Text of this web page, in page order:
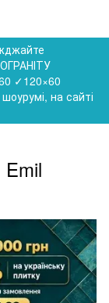
✓120×60
на сайті
Emil